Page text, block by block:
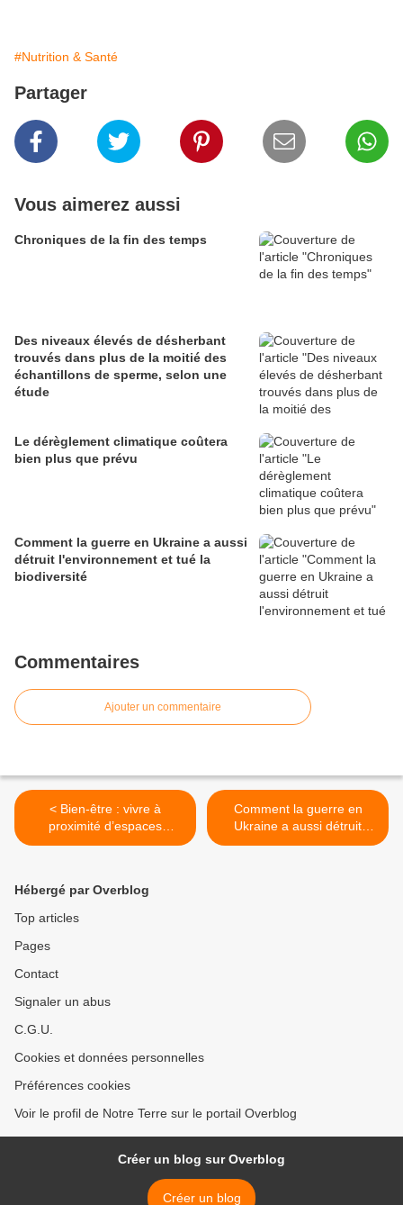
#Nutrition & Santé
Partager
Vous aimerez aussi
Chroniques de la fin des temps
Des niveaux élevés de désherbant
trouvés dans plus de la moitié des
échantillons de sperme, selon une
étude
Le dérèglement climatique coûtera
bien plus que prévu
Comment la guerre en Ukraine a aussi
détruit l'environnement et tué la
biodiversité
Commentaires
Ajouter un commentaire
< Bien-être : vivre à
proximité d’espaces
naturels entretient la santé
une étude
Comment la guerre en
Ukraine a aussi détruit
l'environnement et tué la
Hébergé par Overblog
Top articles
Pages
Contact
Signaler un abus
C.G.U.
Cookies et données personnelles
Préférences cookies
Voir le profil de Notre Terre sur le portail Overblog
Créer un blog sur Overblog
Créer un blog